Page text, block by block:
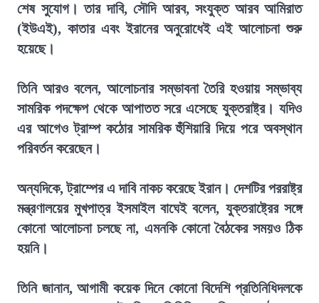
শেষ সুযোগ। তার দাবি, সৌদি আরব, সংযুক্ত আরব আমিরাত
(ইউএই), কাতার এবং ইরানের অনুরোধেই এই আলোচনা শুরু
হয়েছে।
তিনি আরও বলেন, আলোচনার সম্ভাবনা তৈরি হওয়ায় সম্ভাব্য
সামরিক পদক্ষেপ থেকে আপাতত সরে এসেছে যুক্তরাষ্ট্র। যদিও
এর আগেও ট্রাম্প কঠোর সামরিক হুঁশিয়ারি দিয়ে পরে অবস্থান
পরিবর্তন করেছেন।
অন্যদিকে, ট্রাম্পের এ দাবি নাকচ করেছে ইরান। দেশটির পররাষ্ট্র
মন্ত্রণালয়ের মুখপাত্র ইসমাইল বাঘেই বলেন, যুক্তরাষ্ট্রের সঙ্গে
কোনো আলোচনা চলছে না, এমনকি কোনো বৈঠকের সময়ও ঠিক
হয়নি।
তিনি জানান, আগামী কয়েক দিনে কোনো বিদেশি প্রতিনিধিদলকে